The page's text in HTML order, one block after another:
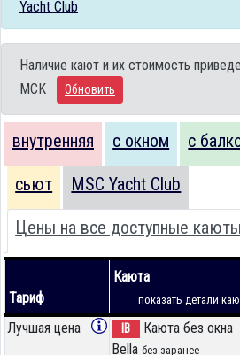
Yacht Club
Наличие кают и их стоимость
MCK
Обновить
внутренняя с окном с
сьют MSC Yacht Club
Цены на все доступные каюты
Тариф
Каюта
показать детали
Лучшая цена IB
Каюта без окна
Bella без заранее